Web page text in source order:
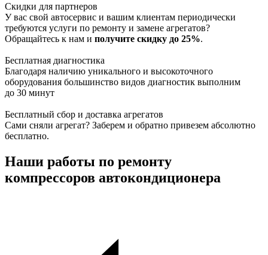
Скидки для партнеров
У вас свой автосервис и вашим клиентам периодически
требуются услуги по ремонту и замене агрегатов?
Обращайтесь к нам и получите скидку до 25%.
Бесплатная диагностика
Благодаря наличию уникального и высокоточного
оборудования большинство видов диагностик выполним
до 30 минут
Бесплатный сбор и доставка агрегатов
Сами сняли агрегат? Заберем и обратно привезем абсолютно
бесплатно.
Наши работы по ремонту
компрессоров автокондиционера